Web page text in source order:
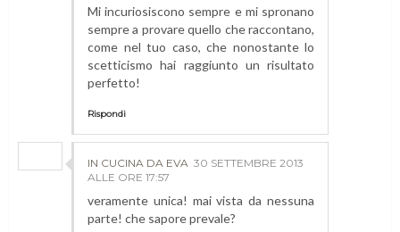
Mi incuriosiscono sempre e mi spronano
sempre a provare quello che raccontano,
come nel tuo caso, che nonostante lo
scetticismo hai raggiunto un risultato
perfetto!
Rispondi
IN CUCINA DA EVA 30 SETTEMBRE 2013
ALLE ORE 17:57
veramente unica! mai vista da nessuna
parte! che sapore prevale?